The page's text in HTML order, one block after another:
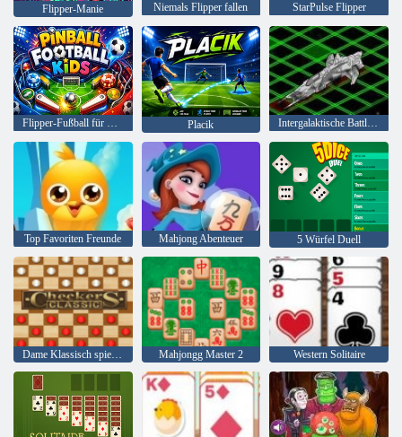
Flipper-Manie Niemals Flipper fallen StarPulse Flipper
Flipper-Fußball für Kinder Placik Intergalaktische Battleships
Top Favoriten Freunde Mahjong Abenteuer 5 Würfel Duell
Dame Klassisch spielen Mahjongg Master 2 Western Solitaire